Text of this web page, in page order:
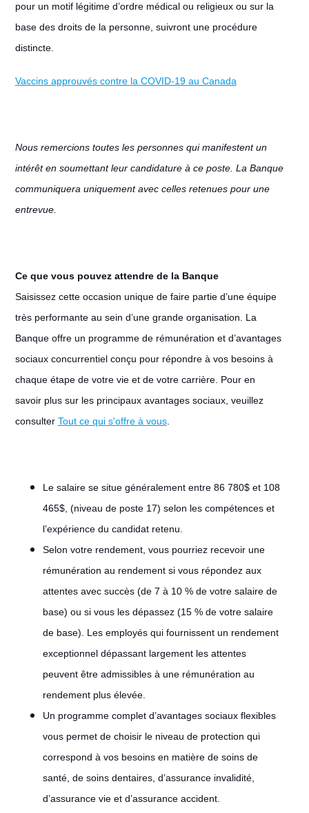
pour un motif légitime d’ordre médical ou religieux ou sur la
base des droits de la personne, suivront une procédure
distincte.
Vaccins approuvés contre la COVID-19 au Canada
Nous remercions toutes les personnes qui manifestent un
intérêt en soumettant leur candidature à ce poste. La Banque
communiquera uniquement avec celles retenues pour une
entrevue.
Ce que vous pouvez attendre de la Banque
Saisissez cette occasion unique de faire partie d’une équipe
très performante au sein d’une grande organisation. La
Banque offre un programme de rémunération et d’avantages
sociaux concurrentiel conçu pour répondre à vos besoins à
chaque étape de votre vie et de votre carrière. Pour en
savoir plus sur les principaux avantages sociaux, veuillez
consulter Tout ce qui s'offre à vous.
Le salaire se situe généralement entre 86 780$ et 108
465$, (niveau de poste 17) selon les compétences et
l’expérience du candidat retenu.
Selon votre rendement, vous pourriez recevoir une
rémunération au rendement si vous répondez aux
attentes avec succès (de 7 à 10 % de votre salaire de
base) ou si vous les dépassez (15 % de votre salaire
de base). Les employés qui fournissent un rendement
exceptionnel dépassant largement les attentes
peuvent être admissibles à une rémunération au
rendement plus élevée.
Un programme complet d’avantages sociaux flexibles
vous permet de choisir le niveau de protection qui
correspond à vos besoins en matière de soins de
santé, de soins dentaires, d’assurance invalidité,
d’assurance vie et d’assurance accident.